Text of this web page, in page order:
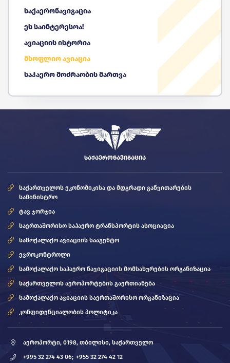
საქაერონავიგაცია
ეს საინტერესოა!
ავიაციის ისტორია
მსოფლიო ავიაცია
საჰაერო მოძრაობის მართვა
ᲡᲐᲥᲐᲔᲠᲝᲜᲐᲕᲘᲒᲐᲪᲘᲐ
საქართველოს ეკონომიკისა და მდგრადი განვითარების
სამინისტრო
ტავ ჯორჯია
საერთაშორისო საჰაერო ტრანსპორტის ასოციაცია
სამოქალაქო ავიაციის სააგენტო
ევროკონტროლი
სამოქალაქო საჰაერო ნავიგაციის მომსახურების ორგანიზაცია
საქართველოს აეროპორტების გაერთიანება
სამოქალაქო ავიაციის საერთაშორისო ორგანიზაცია
კონფიდენციალობის პოლიტიკა
აეროპორტი, 0198, თბილისი, საქართველო
+995 32 274 43 06; +955 32 274 42 12